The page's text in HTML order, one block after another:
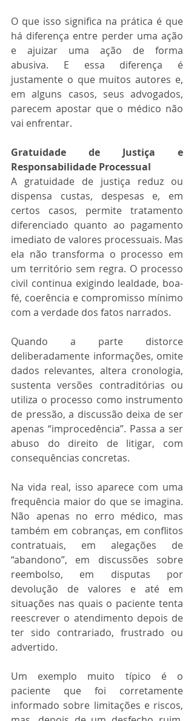
O que isso significa na prática é que
há diferença entre perder uma ação
e ajuizar uma ação de forma
abusiva. E essa diferença é
justamente o que muitos autores e,
em alguns casos, seus advogados,
parecem apostar que o médico não
vai enfrentar.
Gratuidade de Justiça e
Responsabilidade Processual
A gratuidade de justiça reduz ou
dispensa custas, despesas e, em
certos casos, permite tratamento
diferenciado quanto ao pagamento
imediato de valores processuais. Mas
ela não transforma o processo em
um território sem regra. O processo
civil continua exigindo lealdade, boa-
fé, coerência e compromisso mínimo
com a verdade dos fatos narrados.
Quando a parte distorce
deliberadamente informações, omite
dados relevantes, altera cronologia,
sustenta versões contraditórias ou
utiliza o processo como instrumento
de pressão, a discussão deixa de ser
apenas “improcedência”. Passa a ser
abuso do direito de litigar, com
consequências concretas.
Na vida real, isso aparece com uma
frequência maior do que se imagina.
Não apenas no erro médico, mas
também em cobranças, em conflitos
contratuais, em alegações de
“abandono”, em discussões sobre
reembolso, em disputas por
devolução de valores e até em
situações nas quais o paciente tenta
reescrever o atendimento depois de
ter sido contrariado, frustrado ou
advertido.
Um exemplo muito típico é o
paciente que foi corretamente
informado sobre limitações e riscos,